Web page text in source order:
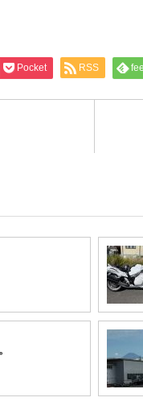
Pocket RSS